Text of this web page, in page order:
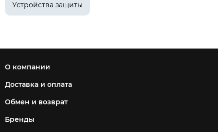
Устройства защиты
О компании
Доставка и оплата
Обмен и возврат
Бренды